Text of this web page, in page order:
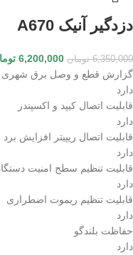
دزدگیر آنیک A670
6,350,000 تومان 6,200,000
گزارش قطع و وصل برق شهری
دارد
قابلیت اتصال کیپد و اکسپندر
دارد
قابلیت اتصال ریپیتر افزایش
دارد
قابلیت تنظیم سطح امنیت
دارد
قابلیت تنظیم ریموت اضطراری
دارد
حفاظت بلندگو
دارد